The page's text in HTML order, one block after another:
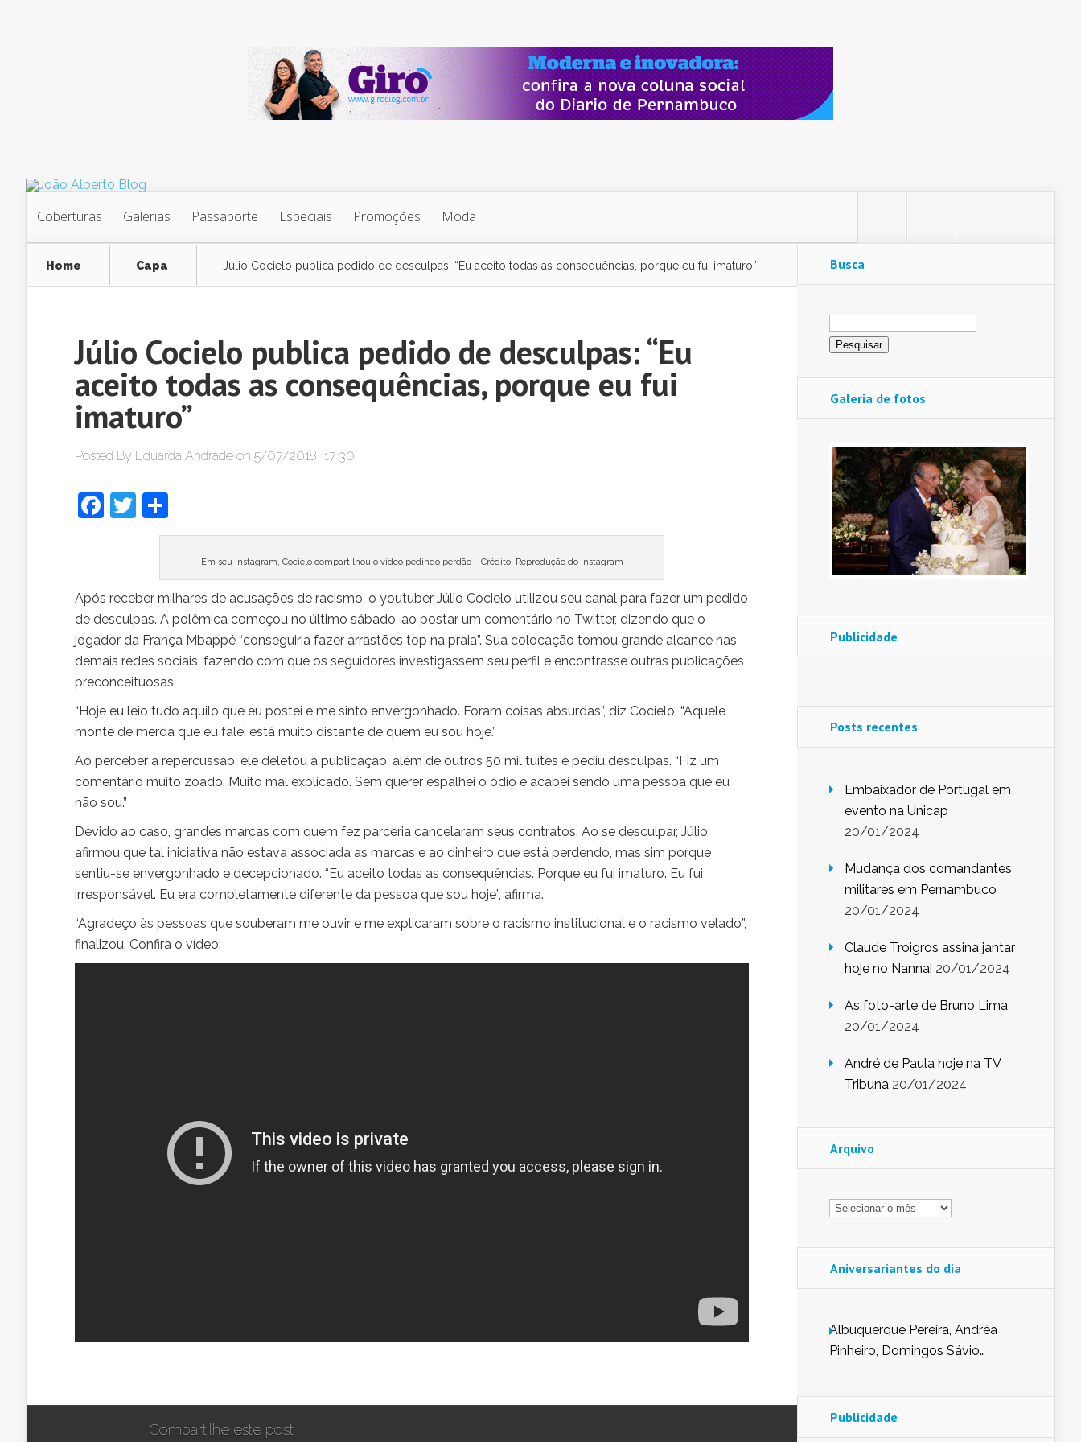
Coberturas Galerias Passaporte Especiais Promoções Moda
Home Capa Júlio Cocielo publica pedido de desculpas: “Eu aceito todas as consequências, porque eu fui imaturo”
Júlio Cocielo publica pedido de desculpas: “Eu
aceito todas as consequências, porque eu fui
imaturo”
Posted By Eduarda Andrade on 5/07/2018, 17:30
Facebook
Twitter
Em seu Instagram, Cocielo compartilhou o vídeo pedindo perdão – Crédito: Reprodução do Instagram
Após receber milhares de acusações de racismo, o youtuber Júlio Cocielo utilizou seu canal para fazer um pedido
de desculpas. A polêmica começou no último sábado, ao postar um comentário no Twitter, dizendo que o
jogador da França Mbappé “conseguiria fazer arrastões top na praia”. Sua colocação tomou grande alcance nas
demais redes sociais, fazendo com que os seguidores investigassem seu perfil e encontrasse outras publicações
preconceituosas.
“Hoje eu leio tudo aquilo que eu postei e me sinto envergonhado. Foram coisas absurdas”, diz Cocielo. “Aquele
monte de merda que eu falei está muito distante de quem eu sou hoje.”
Ao perceber a repercussão, ele deletou a publicação, além de outros 50 mil tuítes e pediu desculpas. “Fiz um
comentário muito zoado. Muito mal explicado. Sem querer espalhei o ódio e acabei sendo uma pessoa que eu
não sou.”
Devido ao caso, grandes marcas com quem fez parceria cancelaram seus contratos. Ao se desculpar, Júlio
afirmou que tal iniciativa não estava associada as marcas e ao dinheiro que está perdendo, mas sim porque
sentiu-se envergonhado e decepcionado. “Eu aceito todas as consequências. Porque eu fui imaturo. Eu fui
irresponsável. Eu era completamente diferente da pessoa que sou hoje”, afirma.
“Agradeço às pessoas que souberam me ouvir e me explicaram sobre o racismo institucional e o racismo velado”,
finalizou. Confira o vídeo:
Compartilhe este post
Busca
Pesquisar
por:
Galeria de fotos
Publicidade
Posts recentes
Embaixador de Portugal em
evento na Unicap
20/01/2024
Mudança dos comandantes
militares em Pernambuco
20/01/2024
Claude Troigros assina jantar
hoje no Nannai 20/01/2024
As foto-arte de Bruno Lima
20/01/2024
André de Paula hoje na TV
Tribuna 20/01/2024
Arquivo
Arquivo
Aniversariantes do dia
Albuquerque Pereira, Andréa
Pinheiro, Domingos Sávio
Nunes de Sena, Fátima Peixoto,
Glória Pereira, Kátia Mesel,
Publicidade